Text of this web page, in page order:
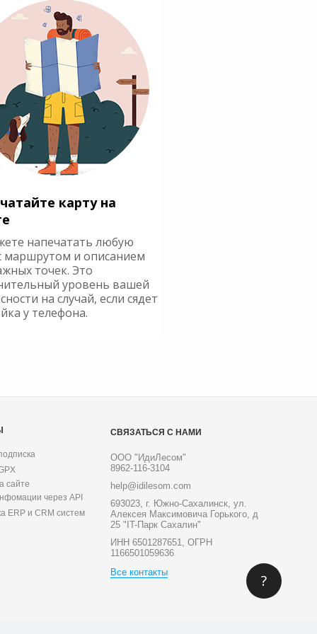
карту на
напечатать любую
маршрутом и описанием
точек. Это
уровень вашей
на случай, если сядет
у телефона.
сайте
через API
ERP и CRM систем
СВЯЗАТЬСЯ С НАМИ
ООО "ИдиЛесом"
8962-116-3104
help@idilesom.com
693023, г. Южно-Сахалинск, ул.
Алексея Максимовича Горького, д
25 "IT-Парк Сахалин"
ИНН 6501287651, ОГРН
1166501059636
Все контакты
?